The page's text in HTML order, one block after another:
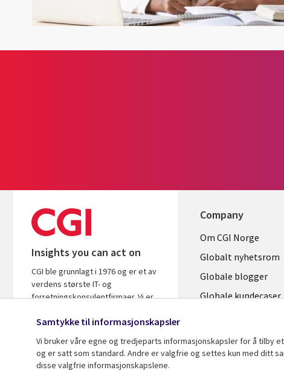
Insights you can act on
CGI ble grunnlagt i 1976 og er et av
verdens største IT- og
forretningskonsulentfirmaer. Vi er
å sikre at du får mest ut av dine
investeringer.
Company
Useful
links
NORWAY
Om CGI Norge
Globalt nyhetsrom
Globale blogger
Globale kundecaser
Samtykke til informasjonskapsler
Vi bruker våre egne og tredjeparts informasjonskapsler for å
og er satt som standard. Andre er valgfrie og settes kun med ditt
disse valgfrie informasjonskapslene.